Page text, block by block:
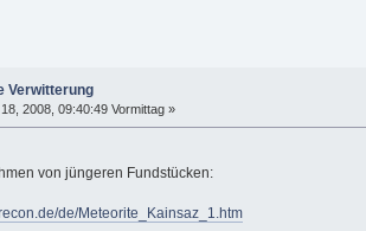
Verwitterung
2008, 09:40:49 Vormittag »
von jüngeren Fundstücken:
de/Meteorite_Kainsaz_1.htm